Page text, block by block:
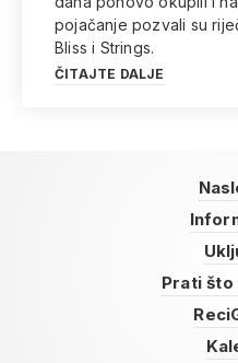
pojačanje pozvali su
Bliss i Strings.
ČITAJTE DALJE
Prati što